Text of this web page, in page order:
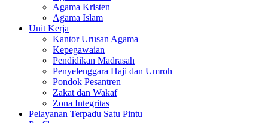
Agama Kristen
Agama Islam
Unit Kerja
Kantor Urusan Agama
Kepegawaian
Pendidikan Madrasah
Penyelenggara Haji dan Umroh
Pondok Pesantren
Zakat dan Wakaf
Zona Integritas
Pelayanan Terpadu Satu Pintu